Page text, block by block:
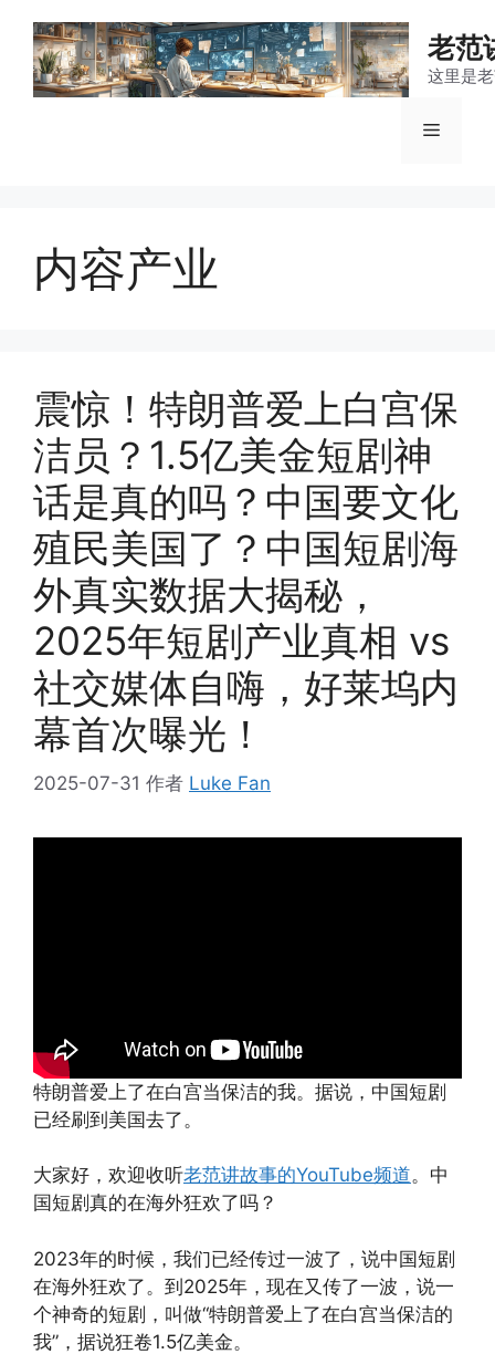
老范
这里是
菜
内容产业
震惊！特朗普爱上白宫保
洁员？1.5亿美金短剧神
话是真的吗？中国要文化
殖民美国了？中国短剧海
外真实数据大揭秘，
2025年短剧产业真相 vs
社交媒体自嗨，好莱坞内
幕首次曝光！
2025-07-31 作者 Luke Fan
特朗普爱上了在白宫当保洁的我。据说，中国短剧
已经刷到美国去了。
大家好，欢迎收听老范讲故事的YouTube频道。中
国短剧真的在海外狂欢了吗？
2023年的时候，我们已经传过一波了，说中国短剧
在海外狂欢了。到2025年，现在又传了一波，说一
个神奇的短剧，叫做“特朗普爱上了在白宫当保洁的
我”，据说狂卷1.5亿美金。